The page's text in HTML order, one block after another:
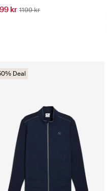
kr 1199 kr
Deal